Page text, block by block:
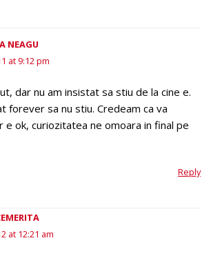
NEAGU
at 9:12 pm
dar nu am insistat sa stiu de la cine e.
forever sa nu stiu. Credeam ca va
e ok, curiozitatea ne omoara in final pe
Reply
at 12:21 am